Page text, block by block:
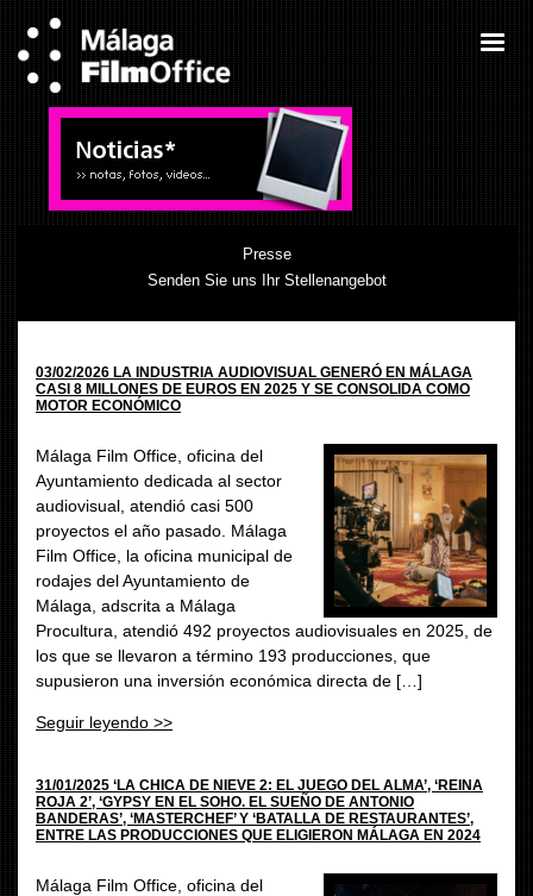
Presse
Senden Sie uns Ihr Stellenangebot
03/02/2026 LA INDUSTRIA AUDIOVISUAL GENERÓ EN MÁLAGA
CASI 8 MILLONES DE EUROS EN 2025 Y SE CONSOLIDA COMO
MOTOR ECONÓMICO
Málaga Film Office, oficina del
Ayuntamiento dedicada al sector
audiovisual, atendió casi 500
proyectos el año pasado. Málaga
Film Office, la oficina municipal de
rodajes del Ayuntamiento de
Málaga, adscrita a Málaga
Procultura, atendió 492 proyectos audiovisuales en 2025, de
los que se llevaron a término 193 producciones, que
supusieron una inversión económica directa de […]
Seguir leyendo >>
31/01/2025 ‘LA CHICA DE NIEVE 2: EL JUEGO DEL ALMA’, ‘REINA
ROJA 2’, ‘GYPSY EN EL SOHO. EL SUEÑO DE ANTONIO
BANDERAS’, ‘MASTERCHEF’ Y ‘BATALLA DE RESTAURANTES’,
ENTRE LAS PRODUCCIONES QUE ELIGIERON MÁLAGA EN 2024
Málaga Film Office, oficina del